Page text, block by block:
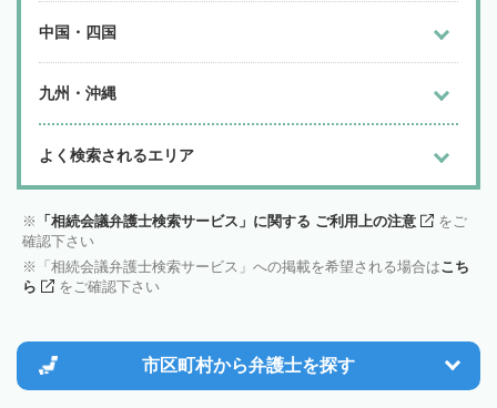
中国・四国
九州・沖縄
よく検索されるエリア
「相続会議弁護士検索サービス」に関する ご利用上の注意
をご
確認下さい
「相続会議弁護士検索サービス」への掲載を希望される場合はこち
ら
をご確認下さい
市区町村から弁護士を探す